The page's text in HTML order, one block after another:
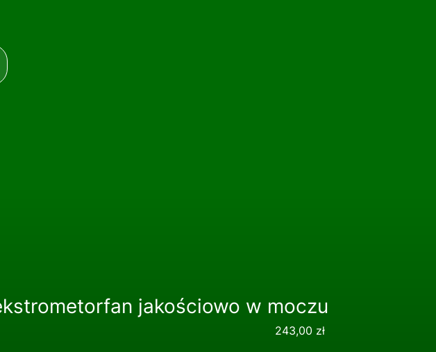
jakościowo w moczu
243,00 złCena